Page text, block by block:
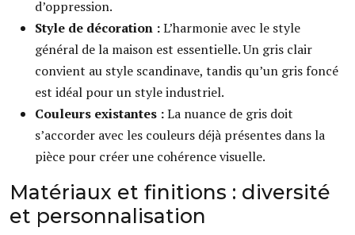
d’oppression.
Style de décoration :L’harmonie avec le style
général de la maison est essentielle. Un gris clair
convient au style scandinave, tandis qu’un gris foncé
est idéal pour un style industriel.
Couleurs existantes :La nuance de gris doit
s’accorder avec les couleurs déjà présentes dans la
pièce pour créer une cohérence visuelle.
Matériaux et finitions : diversité
et personnalisation